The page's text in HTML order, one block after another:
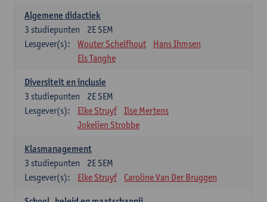
Algemene didactiek
2E SEM
3 studiepunten
Lesgever(s):
Wouter Schelfhout
Hans Ihmsen
Els Tanghe
Diversiteit en inclusie
2E SEM
3 studiepunten
Lesgever(s):
Elke Struyf
Ilse Mertens
Jokelien Strobbe
Klasmanagement
2E SEM
3 studiepunten
Lesgever(s):
Elke Struyf Caroline Van Der Bruggen